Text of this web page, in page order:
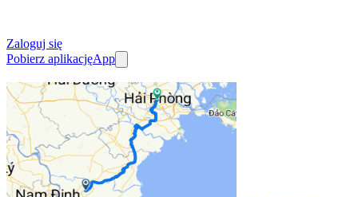
Zaloguj się
Pobierz aplikacjęApp